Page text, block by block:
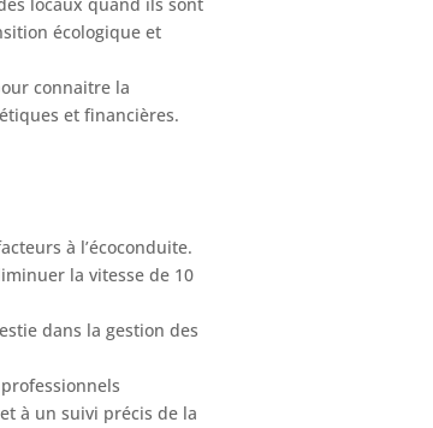
écologique et
connaitre la
et financières.
à l’écoconduite.
la vitesse de 10
dans la gestion des
à un suivi précis de la